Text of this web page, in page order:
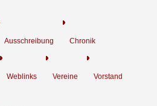
Ausschreibung Chronik
Weblinks Vereine Vorstand